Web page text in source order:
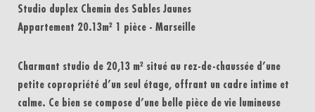
Studio duplex Chemin des Sables Jaunes
Appartement 20.13m² 1 pièce - Marseille
Charmant studio de 20,13 m² situé au rez-de-chaussée d’une
petite copropriété d’un seul étage, offrant un cadre intime et
calme. Ce bien se compose d’une belle pièce de vie lumineuse